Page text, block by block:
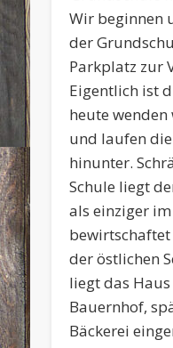
Wir beginnen
der
Parkplatz zur
Eigentlich ist
heute
und laufen
hinunter.
Schule liegt
als einziger
der östlichen
liegt das
Bauernhof,
Bäckerei